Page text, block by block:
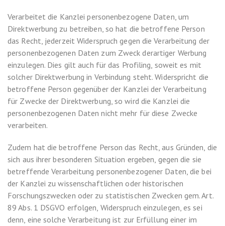
Verarbeitet die Kanzlei personenbezogene Daten, um
Direktwerbung zu betreiben, so hat die betroffene Person
das Recht, jederzeit Widerspruch gegen die Verarbeitung der
personenbezogenen Daten zum Zweck derartiger Werbung
einzulegen. Dies gilt auch für das Profiling, soweit es mit
solcher Direktwerbung in Verbindung steht. Widerspricht die
betroffene Person gegenüber der Kanzlei der Verarbeitung
für Zwecke der Direktwerbung, so wird die Kanzlei die
personenbezogenen Daten nicht mehr für diese Zwecke
verarbeiten.
Zudem hat die betroffene Person das Recht, aus Gründen, die
sich aus ihrer besonderen Situation ergeben, gegen die sie
betreffende Verarbeitung personenbezogener Daten, die bei
der Kanzlei zu wissenschaftlichen oder historischen
Forschungszwecken oder zu statistischen Zwecken gem. Art.
89 Abs. 1 DSGVO erfolgen, Widerspruch einzulegen, es sei
denn, eine solche Verarbeitung ist zur Erfüllung einer im